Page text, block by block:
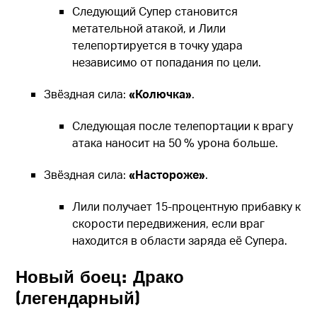
Следующий Супер становится
метательной атакой, и Лили
телепортируется в точку удара
независимо от попадания по цели.
Звёздная сила:«Колючка».
Следующая после телепортации к врагу
атака наносит на 50 % урона больше.
Звёздная сила:«Настороже».
Лили получает 15-процентную прибавку к
скорости передвижения, если враг
находится в области заряда её Супера.
Новый боец: Драко
(легендарный)